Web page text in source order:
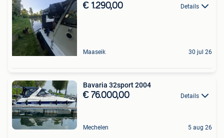
€ 1.290,00 Details
Maaseik 30 jul 26
Bavaria 32sport 2004
€ 76.000,00 Details
Mechelen 5 aug 26